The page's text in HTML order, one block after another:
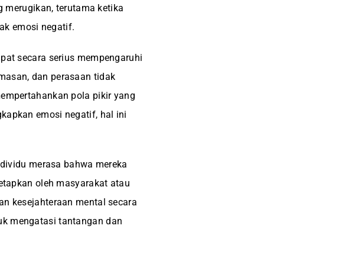
merugikan, terutama ketika
emosi negatif.
secara serius mempengaruhi
dan perasaan tidak
pola pikir yang
emosi negatif, hal ini
merasa bahwa mereka
oleh masyarakat atau
kesejahteraan mental secara
mengatasi tantangan dan